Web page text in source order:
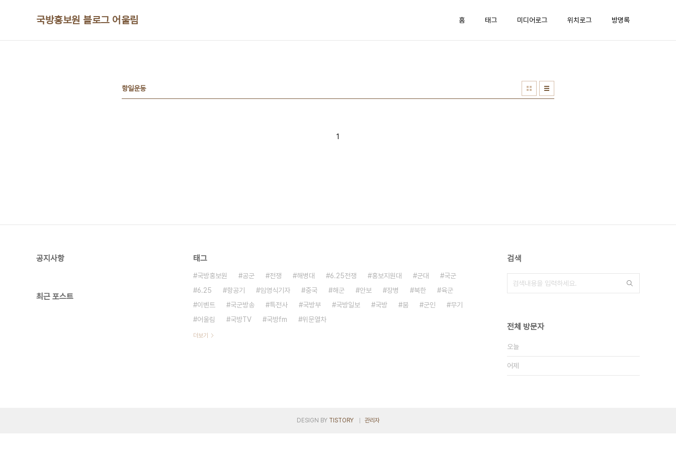
국방홍보원 블로그 어울림 홈 태그 미디어로그 위치로그 방명록
항일운동
1
공지사항
최근 포스트
태그
국방홍보원 공군 전쟁 해병대 6.25전쟁 홍보지원대 군대
국군
6.25
항공기 임영식기자 중국 해군 안보 장병 북한
육군
이벤트
국군방송 특전사 국방부 국방일보 국방 붐 군인
무기
어울림
국방TV 국방fm 위문열차
더보기
검색
전체 방문자
오늘
어제
DESIGN BY TISTORY 관리자